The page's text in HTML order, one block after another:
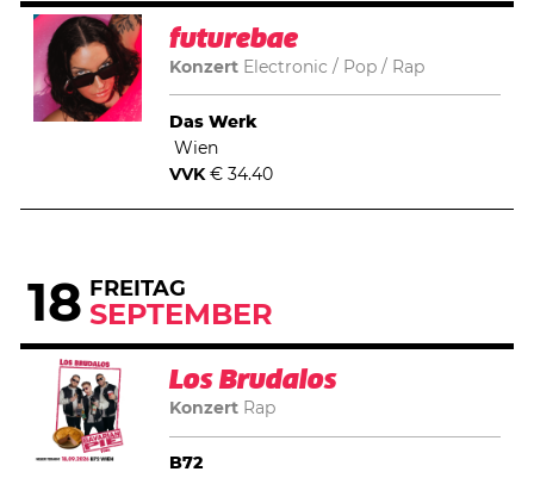
futurebae
Konzert Electronic Pop Rap
Das Werk
Wien
VVK€ 34.40
18 FREITAG
SEPTEMBER
Los Brudalos
Konzert Rap
B72